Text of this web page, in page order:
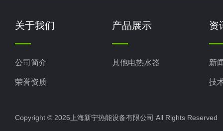
关于我们
公司简介
荣誉资质
产品展示
其他电热水器
资
新
技
Copyright © 2026上海新宁热能设备有限公司 All Rights